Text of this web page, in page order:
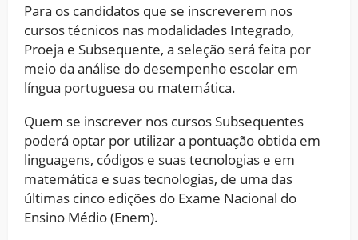
Para os candidatos que se inscreverem nos
cursos técnicos nas modalidades Integrado,
Proeja e Subsequente, a seleção será feita por
meio da análise do desempenho escolar em
língua portuguesa ou matemática.
Quem se inscrever nos cursos Subsequentes
poderá optar por utilizar a pontuação obtida em
linguagens, códigos e suas tecnologias e em
matemática e suas tecnologias, de uma das
últimas cinco edições do Exame Nacional do
Ensino Médio (Enem).